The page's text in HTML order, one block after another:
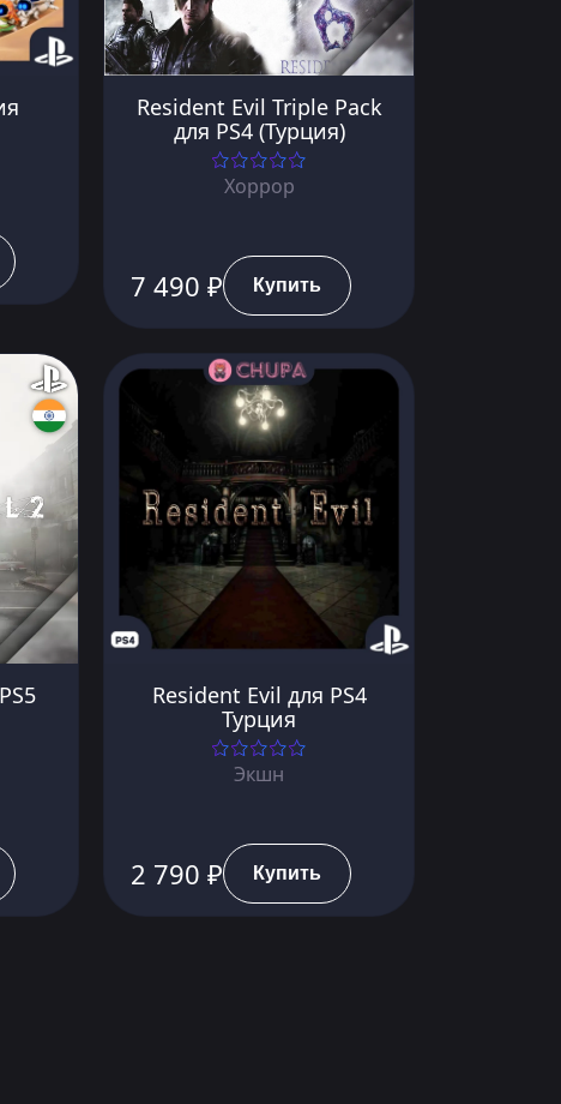
Resident Evil Triple Pack
для PS4 (Турция)
Хоррор
7 490 ₽ Купить
Resident Evil для PS4
Турция
Экшн
2 790 ₽ Купить